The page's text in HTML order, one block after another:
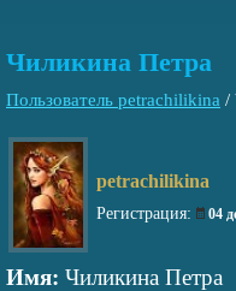
Чиликина Петра
Пользователь petrachilikina /
petrachilikina
Регистрация: 04
Имя: Чиликина Петра